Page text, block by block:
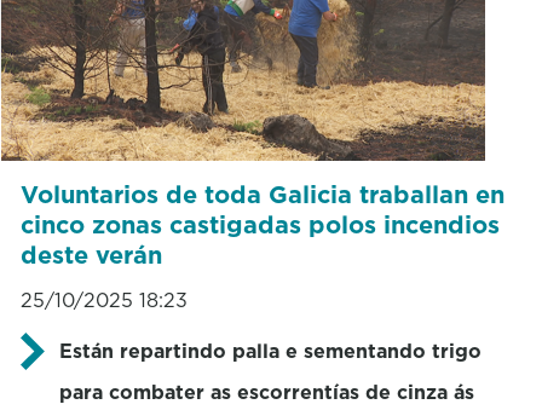
Voluntarios de toda Galicia traballan en
cinco zonas castigadas polos incendios
deste verán
25/10/2025 18:23
Están repartindo palla e sementando trigo
para combater as escorrentías de cinza ás